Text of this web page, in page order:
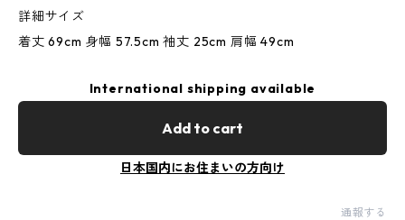
詳細サイズ
着丈 69cm 身幅 57.5cm 袖丈 25cm 肩幅 49cm
International shipping available
Add to cart
日本国内にお住まいの方向け
通報する